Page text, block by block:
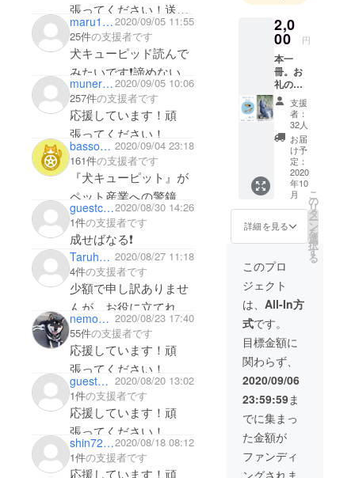
張ってください！送料
など経費が発生するリ
ターンはご辞退させて
いただいております。
あと一日とかなり厳し
いですが応援していま
す❗️頑張って下さい😊
maru11922020/09/05 11:55
25件の支援者です
犬キューピッド読んで
みたいです❗諦めないで
頑張ってくださいね❗応
援しています✨
munerinlote2020/09/05 10:06
257件の支援者です
応援しています！頑
張ってください！
bassoon36 2020/09/04 23:18
161件の支援者です
『犬キューピット』が
ペット産業への警鐘の
第一歩となることを
願っています。
guestc004dae4c5e42020/08/30 14:26
1件の支援者です
成せばなる❗
Taruhofukuda 2020/08/27 11:18
4件の支援者です
少額で申し訳ありませ
んが、お役に立てれば
幸いです。
nemosenchou 2020/08/23 17:40
55件の支援者です
応援しています！頑
張ってください！
guestb25e57ddf1c4 2020/08/20 13:02
1件の支援者です
応援しています！頑
張ってください！
shin723g2020/08/18 08:12
1件の支援者です
応援しています！頑
2,0
00 円
本一
冊。お
礼の
メー
ル。
『種の
起源の
犬』ポ
スト
カード
支援
者：
32人
お届
け予
定：
2020
年10
月
詳細を見る
こ
の
リ
タ
ー
ン
を
選
択
す
る
このプロ
ジェクト
は、 All-In方
式です。
目標金額に
関わらず、
2020/09/06
23:59:59ま
でに集まっ
た金額が
ファンディ
ングされま